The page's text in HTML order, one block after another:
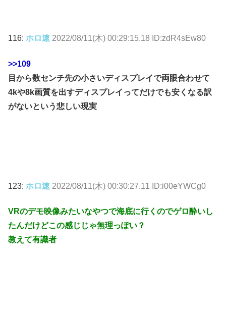
116: ホロ速 2022/08/11(木) 00:29:15.18 ID:zdR4sEw80
>>109
目から数センチ先の小さいディスプレイで両眼合わせて
4kや8k画質を出すディスプレイってだけでも安くなる訳
がないという悲しい現実
123: ホロ速 2022/08/11(木) 00:30:27.11 ID:i00eYWCg0
VRのデモ映像みたいなやつで海底に行くのでゲロ酔いし
たんだけどこの感じじゃ無理っぽい？
教えて有識者